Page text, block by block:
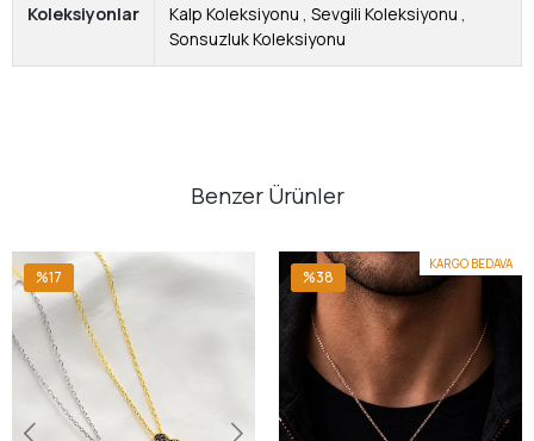
Koleksiyonlar Kalp Koleksiyonu , Sevgili Koleksiyonu ,
Sonsuzluk Koleksiyonu
Benzer Ürünler
%17
KARGO BEDAVA
%38